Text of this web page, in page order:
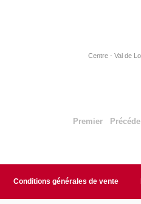
Centre - Val de
Premier
Conditions générales de vente